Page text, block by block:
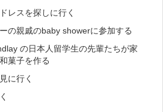
レスを探しに行く
の親戚のbaby showerに参加する
の日本人留学生の先輩たちが家
菓子を作る
行く